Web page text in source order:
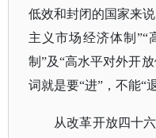
低效和封闭的国家来
主义市场经济体制”“
制”及“高水平对外开
词就是要“进”，不能“
从改革开放四十